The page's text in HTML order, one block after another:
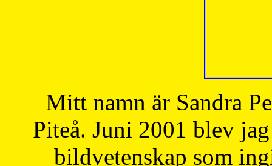
Mitt namn är Sandra
Piteå. Juni 2001 blev
bildvetenskap som